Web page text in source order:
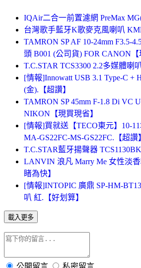
IQAir二合一前置濾網 PreMax
台灣歌手藍牙K歌麥克風喇叭
TAMRON SP AF 10-24mm F3.5-
頭 B001 (公司貨) FOR CANON【
T.C.STAR TCS3300 2.2多媒體喇
[情報]Innowatt USB 3.1 Type-C +
(金).【超讚】
TAMRON SP 45mm F-1.8 Di VC
NIKON【現買現省】
[情報]買就送【TECO東元】10-
MA-GS22FC-MS-GS22FC.【超讚
T.C.STAR藍牙揚聲器
LANVIN 浪凡 Marry Me 女性淡
睹為快】
[情報]INTOPIC 廣鼎 SP-HM-
叭 紅.【好划算】
載入更多
公開留言 私密留言